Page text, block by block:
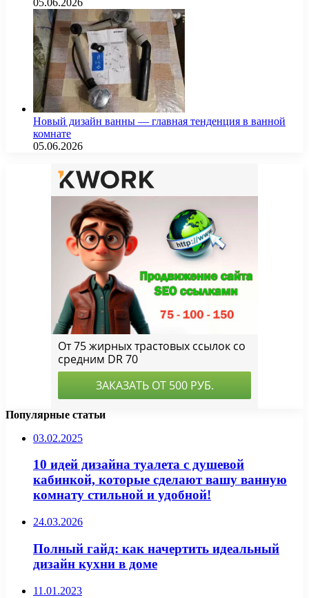
Новый дизайн ванны — главная тенденция в ванной
комнате
05.06.2026
Популярные статьи
03.02.2025
10 идей дизайна туалета с душевой
кабинкой, которые сделают вашу ванную
комнату стильной и удобной!
24.03.2026
Полный гайд: как начертить идеальный
дизайн кухни в доме
11.01.2023